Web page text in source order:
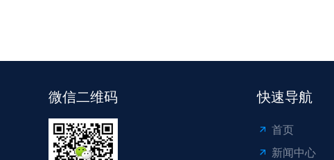
微信二维码 快速导航
首页
新闻中心